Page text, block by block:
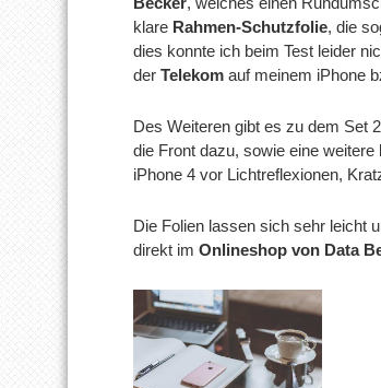
klare Rahmen-Schutzfolie, die
dies konnte ich beim Test leider
der Telekom auf meinem iPhone
Des Weiteren gibt es zu dem Set 2
die Front dazu, sowie eine weitere
iPhone 4 vor Lichtreflexionen,
Die Folien lassen sich sehr leicht
direkt im Onlineshop von Data